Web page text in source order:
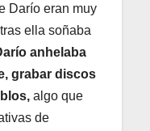
Darío eran muy
ella soñaba
anhelaba
grabar discos
algo que
de